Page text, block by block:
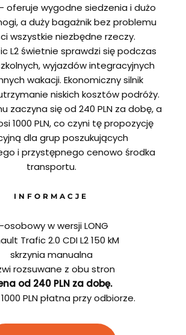
oferuje wygodne siedzenia i dużo
a duży bagażnik bez problemu
wszystkie niezbędne rzeczy.
L2 świetnie sprawdzi się podczas
wyjazdów integracyjnych
wakacji. Ekonomiczny silnik
niskich kosztów podróży.
zaczyna się od 240 PLN za dobę, a
1000 PLN, co czyni tę propozycję
dla grup poszukujących
i przystępnego cenowo środka
transportu.
INFORMACJE
osobowy w wersji LONG
Trafic 2.0 CDI L2 150 kM
skrzynia manualna
rozsuwane z obu stron
od 240 PLN za dobę.
PLN płatna przy odbiorze.